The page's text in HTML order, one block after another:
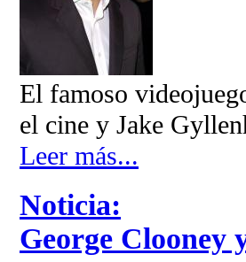
El famoso
el cine y Jake
Leer más...
Noticia:
George Clooney